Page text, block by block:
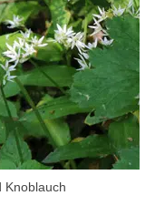
Knoblauch